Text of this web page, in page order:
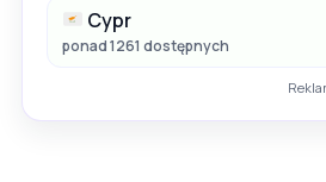
Cypr
ponad 1261 dostępnych